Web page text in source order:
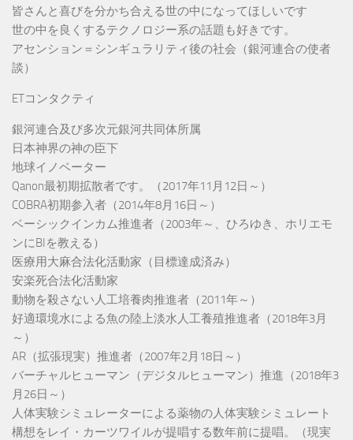
皆さんと喜びを分かち合える世の中になってほしいです
世の中を良くするテクノロジー系の話題も好きです。
アセンション＝シンギュラリティ後の社会（銀河連合の使者
談）
ETコンタクティ
銀河連合及び多次元銀河共同体所属
日本神界の神の臣下
地球イノベーター
Qanon最初期拡散者です。（2017年11月12日～）
COBRA初期参入者（2014年8月16日～）
ベーシックインカム推進者（2003年～、ひろゆき、ホリエモ
ンにBIを教える）
医療用大麻合法化活動家（目標達成済み）
安楽死合法化活動家
動物を殺さない人工培養肉推進者（2011年～）
好適環境水による魚の陸上淡水人工養殖推進者（2018年3月
～）
AR（拡張現実）推進者（2007年2月18日～）
バーチャルヒューマン（デジタルヒューマン）推進（2018年3
月26日～）
人体実験シミュレーターによる薬物の人体実験シミュレート
構想をレイ・カーツワイルが提唱する数年前に提唱。（現実